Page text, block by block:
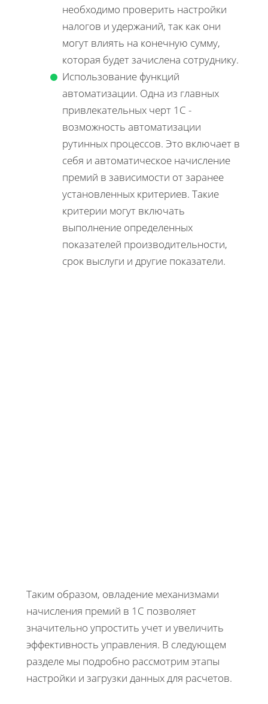
необходимо проверить настройки
налогов и удержаний, так как они
могут влиять на конечную сумму,
которая будет зачислена сотруднику.
Использование функций
автоматизации. Одна из главных
привлекательных черт 1С -
возможность автоматизации
рутинных процессов. Это включает в
себя и автоматическое начисление
премий в зависимости от заранее
установленных критериев. Такие
критерии могут включать
выполнение определенных
показателей производительности,
срок выслуги и другие показатели.
Таким образом, овладение механизмами
начисления премий в 1С позволяет
значительно упростить учет и увеличить
эффективность управления. В следующем
разделе мы подробно рассмотрим этапы
настройки и загрузки данных для расчетов.